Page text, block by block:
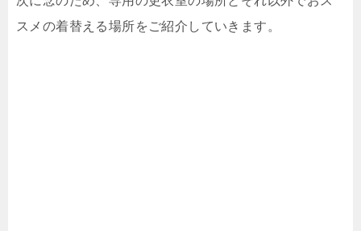
スメの着替える場所をご紹介していきます。